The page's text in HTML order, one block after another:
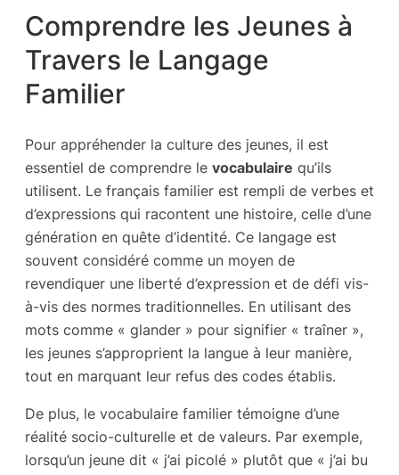
Comprendre les Jeunes à
Travers le Langage
Familier
Pour appréhender la culture des jeunes, il est
essentiel de comprendre le vocabulaire qu’ils
utilisent. Le français familier est rempli de verbes et
d’expressions qui racontent une histoire, celle d’une
génération en quête d’identité. Ce langage est
souvent considéré comme un moyen de
revendiquer une liberté d’expression et de défi vis-
à-vis des normes traditionnelles. En utilisant des
mots comme « glander » pour signifier « traîner »,
les jeunes s’approprient la langue à leur manière,
tout en marquant leur refus des codes établis.
De plus, le vocabulaire familier témoigne d’une
réalité socio-culturelle et de valeurs. Par exemple,
lorsqu’un jeune dit « j’ai picolé » plutôt que « j’ai bu